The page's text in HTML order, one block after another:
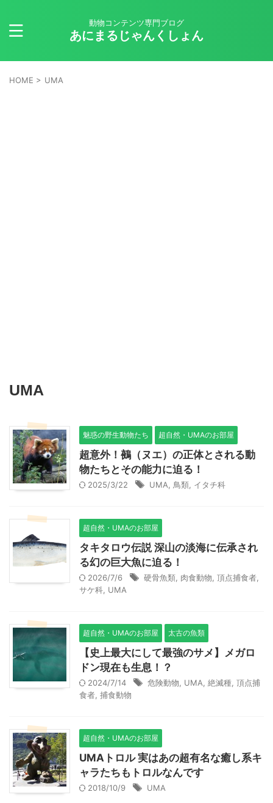
動物コンテンツ専門ブログ
あにまるじゃんくしょん
HOME > UMA
UMA
魅惑の野生動物たち 超自然・UMAのお部屋
超意外！鵺（ヌエ）の正体とされる動
物たちとその能力に迫る！
2025/3/22 UMA 鳥類 イタチ科
超自然・UMAのお部屋
タキタロウ伝説 深山の淡海に伝承され
る幻の巨大魚に迫る！
2026/7/6 硬骨魚類 肉食動物 頂点捕食者
サケ科 UMA
超自然・UMAのお部屋 太古の魚類
【史上最大にして最強のサメ】メガロ
ドン現在も生息！？
2024/7/14 危険動物 UMA 絶滅種 頂点捕
食者 捕食動物
超自然・UMAのお部屋
UMAトロル 実はあの超有名な癒し系キ
ャラたちもトロルなんです
2018/10/9 UMA